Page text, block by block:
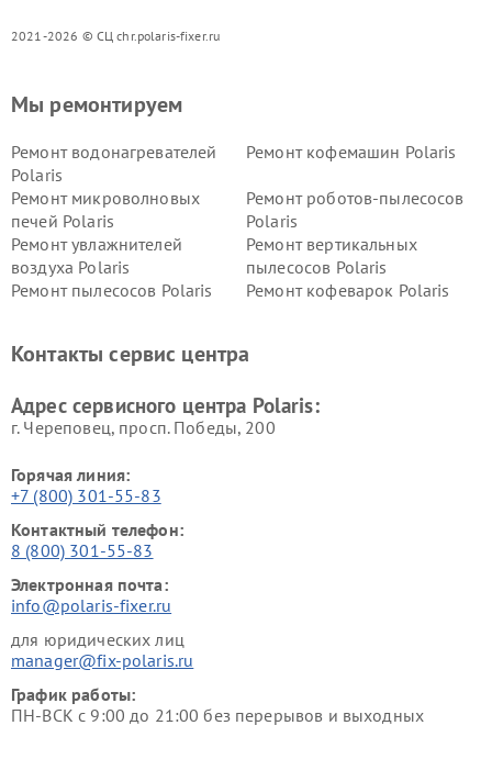
2021-2026 © СЦ chr.polaris-fixer.ru
Мы ремонтируем
Ремонт водонагревателей
Polaris
Ремонт кофемашин Polaris
Ремонт микроволновых
печей Polaris
Ремонт роботов-пылесосов
Polaris
Ремонт увлажнителей
воздуха Polaris
Ремонт вертикальных
пылесосов Polaris
Ремонт пылесосов Polaris
Ремонт кофеварок Polaris
Контакты сервис центра
Адрес сервисного центра Polaris:
г. Череповец, просп. Победы, 200
Горячая линия:
+7 (800) 301-55-83
Контактный телефон:
8 (800) 301-55-83
Электронная почта:
info@polaris-fixer.ru
для юридических лиц
manager@fix-polaris.ru
График работы:
ПН-ВСК с 9:00 до 21:00 без перерывов и выходных